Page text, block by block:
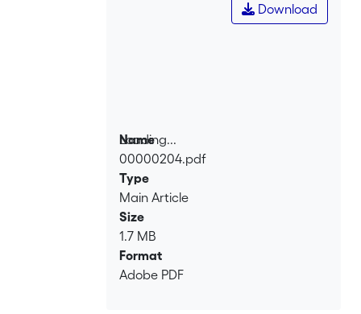
Loading...
Loading...
Download
Name
00000204.pdf
Type
Main Article
Size
1.7 MB
Format
Adobe PDF